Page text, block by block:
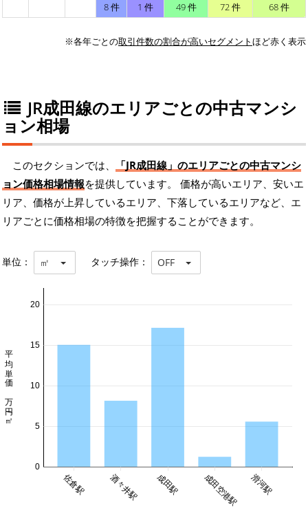
8 件 1 件 49 件 72 件 68 件
※各年ごとの取引件数の割合が高いセグメントほど赤く表示
JR成田線のエリアごとの中古マンシ
ョン相場
このセクションでは、
「JR成田線」のエリアごとの中古マンシ
ョン価格相場情報を提供しています。 価格が高いエリア、安いエ
リア、価格が上昇しているエリア、下落しているエリアなど、エ
リアごとに価格相場の特徴を把握することができます。
単位： ㎡ タッチ操作： OFF
佐倉駅 酒々井駅 成田駅 成田空港駅 滑河駅
0
5
10
15
20
平均単価 万円/㎡